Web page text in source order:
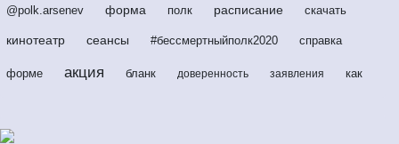
@polk.arsenev форма полк расписание скачать
кинотеатр сеансы #бессмертныйполк2020 справка
форме акция бланк доверенность заявления как